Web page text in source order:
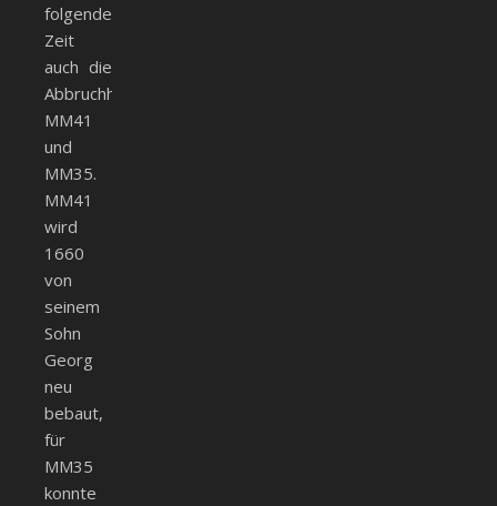
folgenden
Zeit
auch die
Abbruchhäuser
MM41
und
MM35.
MM41
wird
1660
von
seinem
Sohn
Georg
neu
bebaut,
für
MM35
konnte